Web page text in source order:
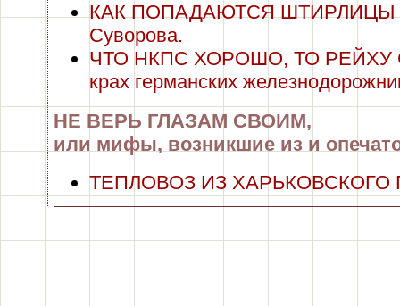
КАК ПОПАДАЮТСЯ ШТИРЛИЦЫ
Суворова.
ЧТО НКПС ХОРОШО, ТО РЕЙХУ
крах германских
НЕ ВЕРЬ ГЛАЗАМ СВОИМ,
или мифы, возникшие из и
ТЕПЛОВОЗ ИЗ